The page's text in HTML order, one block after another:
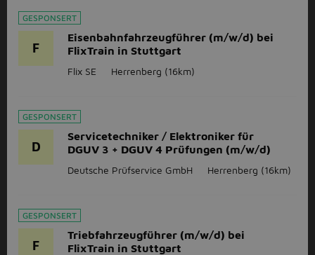
GESPONSERT
F
Eisenbahnfahrzeugführer (m/w/d) bei
FlixTrain in Stuttgart
Flix SE Herrenberg (16km)
GESPONSERT
D
Servicetechniker / Elektroniker für
DGUV 3 + DGUV 4 Prüfungen (m/w/d)
Deutsche Prüfservice GmbH Herrenberg (16km)
GESPONSERT
F
Triebfahrzeugführer (m/w/d) bei
FlixTrain in Stuttgart